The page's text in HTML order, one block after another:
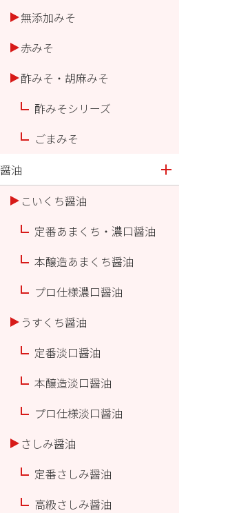
無添加みそ
赤みそ
酢みそ・胡麻みそ
酢みそシリーズ
ごまみそ
醤油
こいくち醤油
定番あまくち・濃口醤油
本醸造あまくち醤油
プロ仕様濃口醤油
うすくち醤油
定番淡口醤油
本醸造淡口醤油
プロ仕様淡口醤油
さしみ醤油
定番さしみ醤油
高級さしみ醤油